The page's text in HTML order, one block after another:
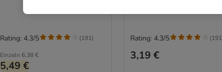
Einzeln 6,38 €
5,49 €
Rating: 4.3/5 (191)
3,19 €
Rating: 4.3/5 (191